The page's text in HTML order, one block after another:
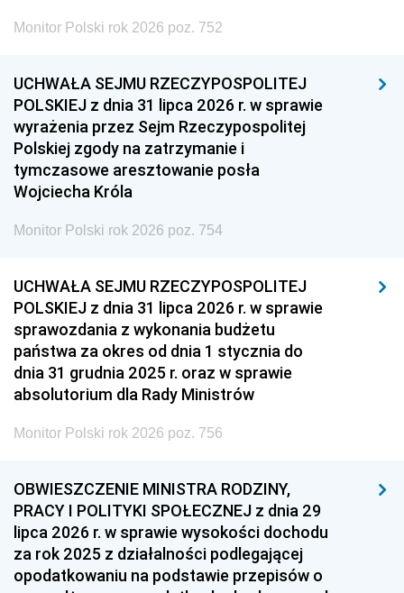
Monitor Polski rok 2026 poz. 752
UCHWAŁA SEJMU RZECZYPOSPOLITEJ
POLSKIEJ z dnia 31 lipca 2026 r. w sprawie
wyrażenia przez Sejm Rzeczypospolitej
Polskiej zgody na zatrzymanie i
tymczasowe aresztowanie posła
Wojciecha Króla
Monitor Polski rok 2026 poz. 754
UCHWAŁA SEJMU RZECZYPOSPOLITEJ
POLSKIEJ z dnia 31 lipca 2026 r. w sprawie
sprawozdania z wykonania budżetu
państwa za okres od dnia 1 stycznia do
dnia 31 grudnia 2025 r. oraz w sprawie
absolutorium dla Rady Ministrów
Monitor Polski rok 2026 poz. 756
OBWIESZCZENIE MINISTRA RODZINY,
PRACY I POLITYKI SPOŁECZNEJ z dnia 29
lipca 2026 r. w sprawie wysokości dochodu
za rok 2025 z działalności podlegającej
opodatkowaniu na podstawie przepisów o